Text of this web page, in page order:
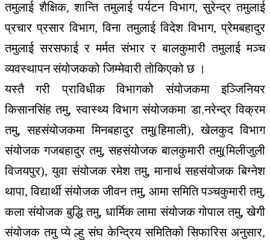
तमुलाई शैक्षिक, शान्ति तमुलाई पर्यटन विभाग, सुरेन्द्र तमुलाई
प्रचार प्रसार विभाग, विना तमुलाई विदेश विभाग, प्रेमबहादुर
तमुलाई सरसफाई र मर्मत संभार र बालकुमारी तमुलाई मञ्च
व्यवस्थापन संयोजकको जिम्मेवारी तोकिएको छ ।
यस्तै गरी प्राविधीक विभागकोे संयोजकमा इञ्जिनियर
किसानसिंह तमु, स्वास्थ्य विभाग संयोजकमा डा.नरेन्द्र विक्रम
तमु, सहसंयोजकमा मिनबहादुर तमु(हिमाली), खेलकुद विभाग
संयोजक गजबहादुर तमु, सहसंयोजक बालकुमारी तमु(मिलीजुली
विजयपुर), युवा संयोजक रमेश तमु, मानार्थ सहसंयोजक बिग्नेश
थापा, विद्यार्थी संयोजक जीवन तमु, आमा समिति पञ्चकुमारी तमु,
कला संयोजक बुद्धि तमु, धार्मिक लामा संयोजक गोपाल तमु, खेगी
संयोजक तमु प्ये ल्हु संघ केन्द्रिय समितिको सिफारिस अनुसार,